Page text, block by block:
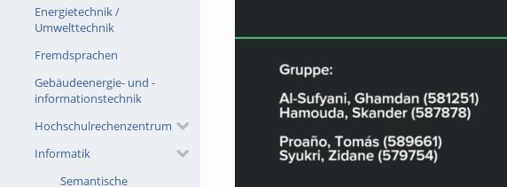
Energietechnik /
Umwelttechnik
Fremdsprachen
Gebäudeenergie- und -
informationstechnik
Hochschulrechenzentrum
Informatik
Semantische